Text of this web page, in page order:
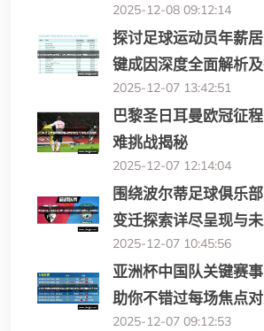
2025-12-08 09:12:14
探讨足球运动员年薪
键成因深度全面解析
2025-12-07 13:42:51
巴黎圣日耳曼欧冠征
难挑战揭秘
2025-12-07 12:14:04
围绕波尔蒂足球俱乐
变迁探索详尽呈现与
2025-12-07 10:45:56
亚洲杯中国队关键赛
助你不错过每场焦点
2025-12-07 09:12:53